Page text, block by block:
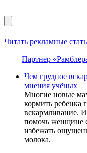
Читать рекламные
Партнер
Чем грудное
мнения учёных
Многие новые
кормить ребенка
вскармливание.
помочь женщине
избежать
молока.